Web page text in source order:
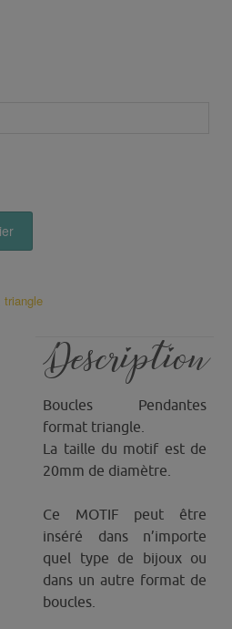
triangle
Description
Boucles Pendantes
format triangle.
La taille du motif est de
20mm de diamètre.
Ce MOTIF peut être
inséré dans n’importe
quel type de bijoux ou
dans un autre format de
boucles.